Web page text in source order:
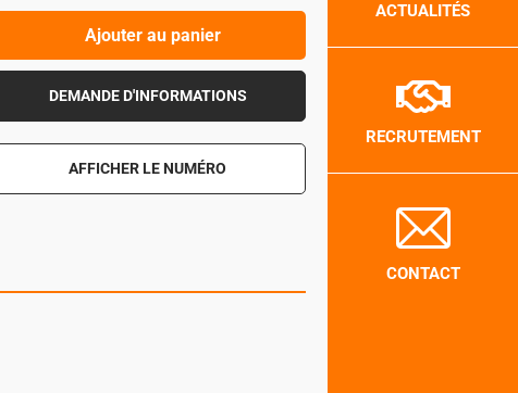
Ajouter au panier
DEMANDE D'INFORMATIONS
AFFICHER LE NUMÉRO
ACTUALITÉS
RECRUTEMENT
CONTACT